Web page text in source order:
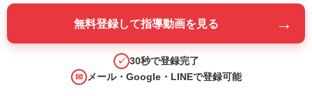
無料登録して指導動画を見る →
✓ 30秒で登録完了
✉ メール・Google・LINEで登録可能